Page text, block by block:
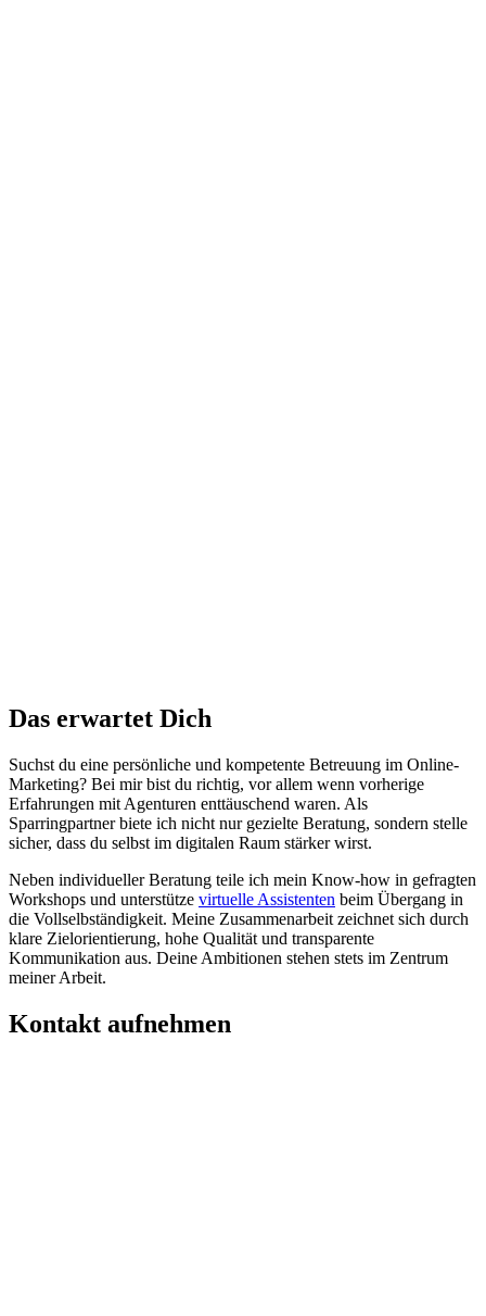
Das erwartet Dich
Suchst du eine persönliche und kompetente Betreuung im Online-
Marketing? Bei mir bist du richtig, vor allem wenn vorherige
Erfahrungen mit Agenturen enttäuschend waren. Als
Sparringpartner biete ich nicht nur gezielte Beratung, sondern stelle
sicher, dass du selbst im digitalen Raum stärker wirst.
Neben individueller Beratung teile ich mein Know-how in gefragten
Workshops und unterstütze virtuelle Assistenten beim Übergang in
die Vollselbständigkeit. Meine Zusammenarbeit zeichnet sich durch
klare Zielorientierung, hohe Qualität und transparente
Kommunikation aus. Deine Ambitionen stehen stets im Zentrum
meiner Arbeit.
Kontakt aufnehmen